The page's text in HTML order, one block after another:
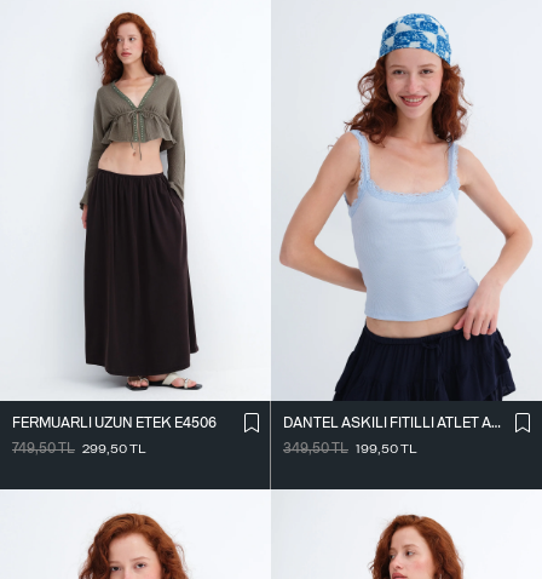
FERMUARLI UZUN ETEK E4506
749,50TL 299,50TL
DANTEL ASKILI FITILLI ATLET A261020
349,50TL 199,50TL